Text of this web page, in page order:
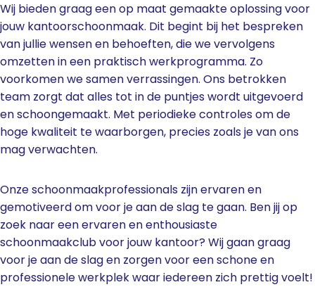
Wij bieden graag een op maat gemaakte oplossing voor
jouw kantoorschoonmaak. Dit begint bij het bespreken
van jullie wensen en behoeften, die we vervolgens
omzetten in een praktisch werkprogramma. Zo
voorkomen we samen verrassingen. Ons betrokken
team zorgt dat alles tot in de puntjes wordt uitgevoerd
en schoongemaakt. Met periodieke controles om de
hoge kwaliteit te waarborgen, precies zoals je van ons
mag verwachten.
Onze schoonmaakprofessionals zijn ervaren en
gemotiveerd om voor je aan de slag te gaan. Ben jij op
zoek naar een ervaren en enthousiaste
schoonmaakclub voor jouw kantoor? Wij gaan graag
voor je aan de slag en zorgen voor een schone en
professionele werkplek waar iedereen zich prettig voelt!